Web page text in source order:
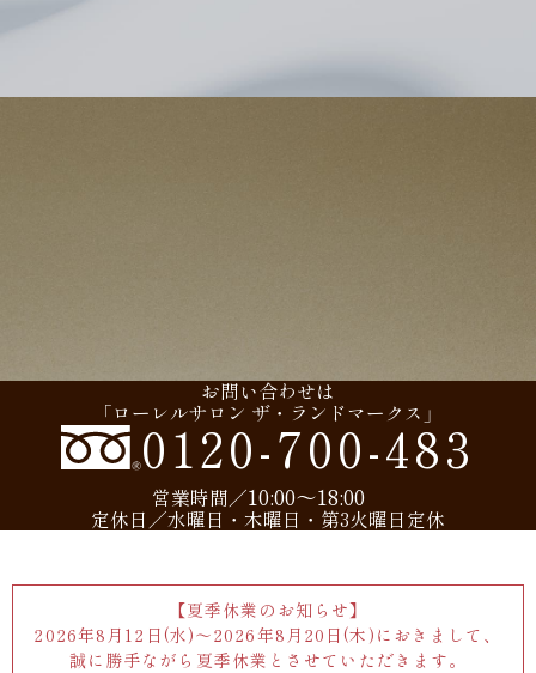
ハルカスマンションラウンジの
来場予約はこちら
お問い合わせは
「ローレルサロン ザ・ランドマークス」
0120-700-483
営業時間／10:00～18:00
定休日／水曜日・木曜日・第3火曜日定休
【夏季休業のお知らせ】
2026年8月12日(水)～2026年8月20日(木)におきまして、
誠に勝手ながら夏季休業とさせていただきます。